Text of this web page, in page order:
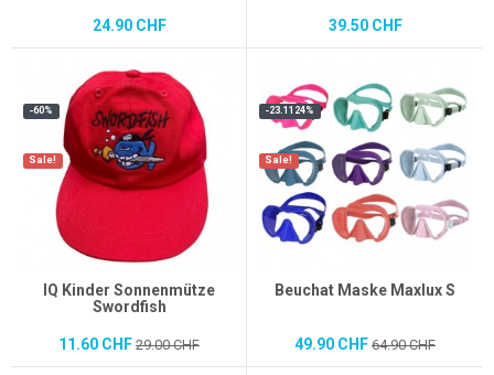
24.90 CHF 39.50 CHF
Sale!
IQ Kinder Sonnenmütze
Swordfish
11.60 CHF 29.00 CHF
-60%
Sale!
Beuchat Maske Maxlux S
49.90 CHF 64.90 CHF
-23.1124%